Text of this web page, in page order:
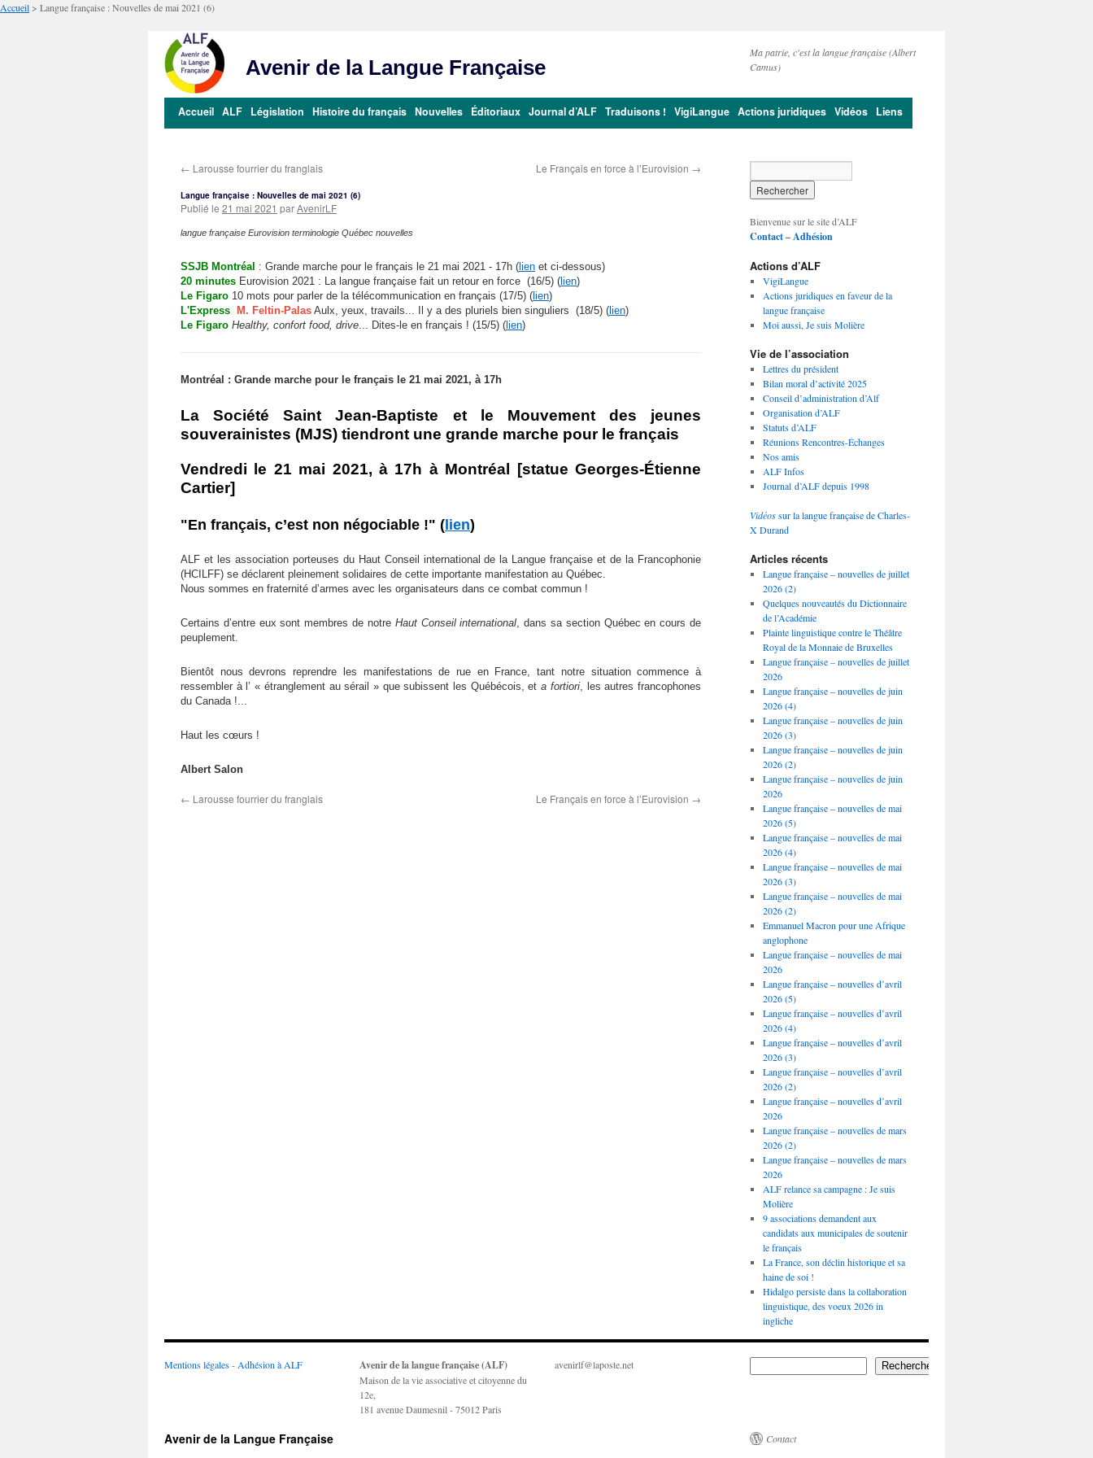
Accueil> Langue française : Nouvelles de mai 2021 (6)
Avenir de la Langue Française
Ma patrie, c'est la langue française (Albert
Camus)
Aller
au
Accueil ALF Législation Histoire du français Nouvelles Éditoriaux Journal d’ALF Traduisons ! VigiLangue Actions juridiques Vidéos Liens
← Larousse fourrier du franglais Le Français en force à l’Eurovision →
Langue française : Nouvelles de mai 2021 (6)
Publié le 21 mai 2021 parAvenirLF
langue française Eurovision terminologie Québec nouvelles
SSJB Montréal : Grande marche pour le français le 21 mai 2021 - 17h (lien et ci-dessous)
20 minutes Eurovision 2021 : La langue française fait un retour en force (16/5) (lien)
Le Figaro 10 mots pour parler de la télécommunication en français (17/5) (lien)
L'Express M. Feltin-Palas Aulx, yeux, travails... Il y a des pluriels bien singuliers (18/5) (lien)
Le Figaro Healthy, confort food, drive ... Dites-le en français ! (15/5) (lien)
Montréal : Grande marche pour le français le 21 mai 2021, à 17h
La Société Saint Jean-Baptiste et le Mouvement des jeunes
souverainistes (MJS) tiendront une grande marche pour le français
Vendredi le 21 mai 2021, à 17h à Montréal [statue Georges-Étienne
Cartier]
"En français, c’est non négociable !" (lien)
ALF et les association porteuses du Haut Conseil international de la Langue française et de la Francophonie
(HCILFF) se déclarent pleinement solidaires de cette importante manifestation au Québec.
Nous sommes en fraternité d’armes avec les organisateurs dans ce combat commun !
Certains d’entre eux sont membres de notre Haut Conseil international , dans sa section Québec en cours de
peuplement.
Bientôt nous devrons reprendre les manifestations de rue en France, tant notre situation commence à
ressembler à l’ « étranglement au sérail » que subissent les Québécois, eta fortiori, les autres francophones
du Canada !...
Haut les cœurs !
Albert Salon
← Larousse fourrier du franglais Le Français en force à l’Eurovision →
Bienvenue sur le site d’ALF
Contact–Adhésion
Actions d’ALF
VigiLangue
Actions juridiques en faveur de la
langue française
Moi aussi, Je suis Molière
Vie de l’association
Lettres du président
Bilan moral d’activité 2025
Conseil d’administration d’Alf
Organisation d’ALF
Statuts d’ALF
Réunions Rencontres-Échanges
Nos amis
ALF Infos
Journal d’ALF depuis 1998
Vidéossur la langue française de Charles-
X Durand
Articles récents
Langue française – nouvelles de juillet
2026 (2)
Quelques nouveautés du Dictionnaire
de l’Académie
Plainte linguistique contre le Théâtre
Royal de la Monnaie de Bruxelles
Langue française – nouvelles de juillet
2026
Langue française – nouvelles de juin
2026 (4)
Langue française – nouvelles de juin
2026 (3)
Langue française – nouvelles de juin
2026 (2)
Langue française – nouvelles de juin
2026
Langue française – nouvelles de mai
2026 (5)
Langue française – nouvelles de mai
2026 (4)
Langue française – nouvelles de mai
2026 (3)
Langue française – nouvelles de mai
2026 (2)
Emmanuel Macron pour une Afrique
anglophone
Langue française – nouvelles de mai
2026
Langue française – nouvelles d’avril
2026 (5)
Langue française – nouvelles d’avril
2026 (4)
Langue française – nouvelles d’avril
2026 (3)
Langue française – nouvelles d’avril
2026 (2)
Langue française – nouvelles d’avril
2026
Langue française – nouvelles de mars
2026 (2)
Langue française – nouvelles de mars
2026
ALF relance sa campagne : Je suis
Molière
9 associations demandent aux
candidats aux municipales de soutenir
le français
La France, son déclin historique et sa
haine de soi !
Hidalgo persiste dans la collaboration
linguistique, des voeux 2026 in
ingliche
Mentions légales- Adhésion à ALF Avenir de la langue française (ALF)
Maison de la vie associative et citoyenne du
12e,
181 avenue Daumesnil - 75012 Paris
avenirlf@laposte.net Rechercher
Avenir de la Langue Française Contact